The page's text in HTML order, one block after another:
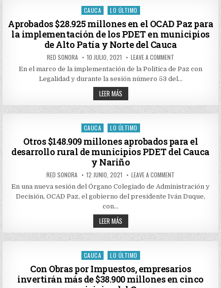
TERRITORIAL-
PDET
PERMITEN
EL
CIERRE
DE
BRECHAS
Posted
in
CAUCA LO ÚLTIMO
Aprobados $28.925 millones en el OCAD Paz para
la implementación de los PDET en municipios
de Alto Patía y Norte del Cauca
AUTHOR:
RED SONORA PUBLISHED
DATE:
10 JULIO, 2021 LEAVE A COMMENT
$28.925
MILLONES
EN
PARA
IMPLEMENTACIÓN
EN
MUNICIPIOS
DE
ALTO
NORTE
CAUCA
En el marco de la implementación de la Política de Paz con
Legalidad y durante la sesión número 53 del…
LEER MÁSAPROBADOS
$28.925
MILLONES
EN
OCAD
PAZ
PARA
LA
IMPLEMENTACIÓN
DE
LOS
PDET
EN
MUNICIPIOS
DE
ALTO
PATÍA
NORTE
DEL
CAUCA
Posted
in
CAUCA LO ÚLTIMO
Otros $148.909 millones aprobados para el
desarrollo rural de municipios PDET del Cauca
y Nariño
AUTHOR:
RED SONORA PUBLISHED
DATE:
12 JUNIO, 2021 LEAVE A COMMENT
$148.909
MILLONES
APROBADOS
MUNICIPIOS
PDET
En una nueva sesión del Órgano Colegiado de Administración y
Decisión, OCAD Paz, el gobierno del presidente Iván Duque,
con…
LEER MÁSOTROS
$148.909
MILLONES
APROBADOS
EL
DESARROLLO
RURAL
DE
MUNICIPIOS
PDET
Posted
CAUCA LO ÚLTIMO
Con Obras por Impuestos, empresarios
invertirán más de $38.900 millones en cinco